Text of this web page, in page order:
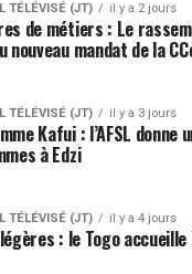
TÉLÉVISÉ (JT) il y a 2 jours
de métiers : Le
nouveau mandat de la
TÉLÉVISÉ (JT) il y a 3 jours
Kafui : l’AFSL donne
à Edzi
TÉLÉVISÉ (JT) il y a 4 jours
: le Togo accueille